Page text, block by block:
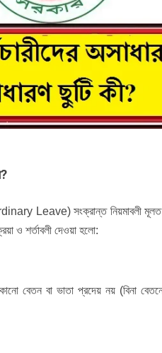
Leave) সংক্রান্ত নিয়মাবলী মূলত
ও শর্তাবলী দেওয়া হলো:
বেতন বা ভাতা প্রদেয় নয় (বিনা বেতনে